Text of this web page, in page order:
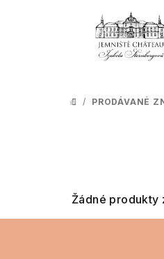
DOMŮ
/ PRODÁVANÉ
Žádné produkty